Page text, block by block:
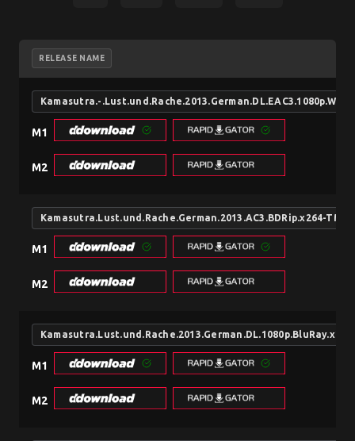
RELEASE NAME
Kamasutra.-
M1
M2
Kamasutra.Lust.und.Rache.German.2013.AC3.BDRip.x264-TM
M1
M2
M1
M2